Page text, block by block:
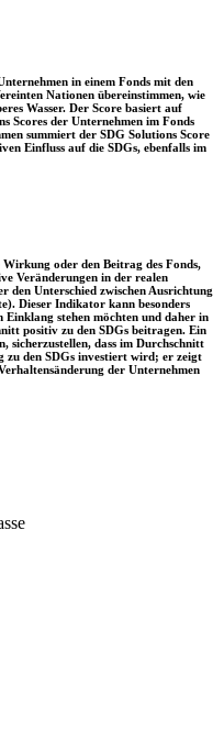
in einem Fonds mit den
Nationen übereinstimmen, wie
Wasser. Der Score basiert auf
Scores der Unternehmen im Fonds
summiert der SDG Solutions Score
Einfluss auf die SDGs, ebenfalls im
oder den Beitrag des Fonds,
Veränderungen in der realen
den Unterschied zwischen Ausrichtung
Dieser Indikator kann besonders
stehen möchten und daher in
positiv zu den SDGs beitragen. Ein
sicherzustellen, dass im Durchschnitt
zu den SDGs investiert wird; er zeigt
der Unternehmen